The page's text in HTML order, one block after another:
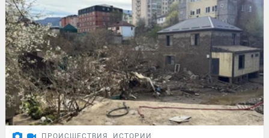
ПРОИСШЕСТВИЯ ИСТОРИИ